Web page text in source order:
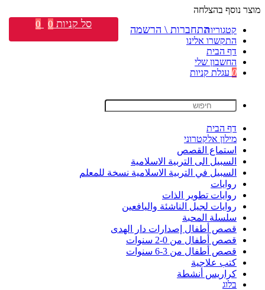
מוצר נוסף בהצלחה
קטגוריות
התקשרו אלינו
דף הבית
החשבון שלי
0 עגלת קניות
דף הבית
מילון אלקטרוני
استماع القصص
السبيل الى التربية الاسلامية
السبيل في التربية الاسلامية نسخة للمعلم
روايات
روايات تطوير الذات
روايات لجيل الناشئة واليافعين
سلسلة المحبة
قصص أطفال إصدارات دار الهدى
قصص أطفال من 0-2 سنوات
قصص أطفال من 3-6 سنوات
كتب علاجية
كراريس أنشطة
בלוג
התחברות \ הרשמה סל קניות 0
0